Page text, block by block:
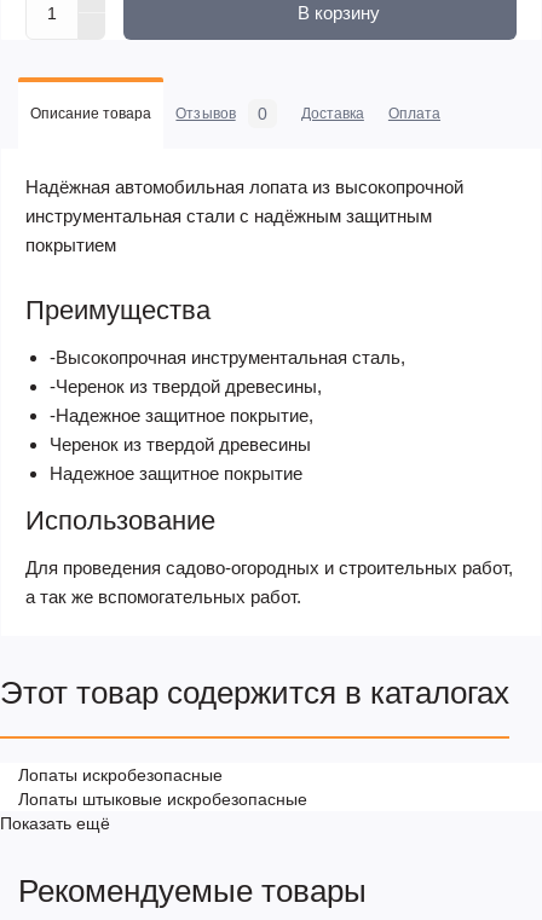
В корзину
Описание товара Отзывов 0 Доставка Оплата
Надёжная автомобильная лопата из высокопрочной
инструментальная стали с надёжным защитным
покрытием
Преимущества
-Высокопрочная инструментальная сталь,
-Черенок из твердой древесины,
-Надежное защитное покрытие,
Черенок из твердой древесины
Надежное защитное покрытие
Использование
Для проведения садово-огородных и строительных работ,
а так же вспомогательных работ.
Этот товар содержится в каталогах
Лопаты искробезопасные
Лопаты штыковые искробезопасные
Показать ещё
Рекомендуемые товары